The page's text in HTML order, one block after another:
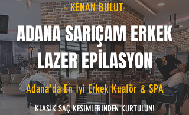
- KENAN BULUT-
ADANA SARIÇAM ERKEK
LAZER EPİLASYON
Adana'da En İyi Erkek Kuaför & SPA
KLASİK SAÇ KESİMLERİNDEN KURTULUN!